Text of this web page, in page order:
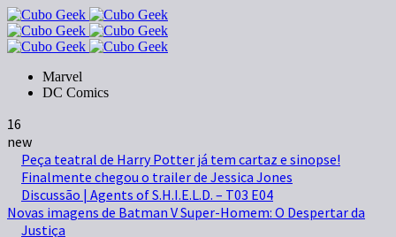
Marvel
DC Comics
16
new
Peça teatral de Harry Potter já tem cartaz e sinopse!
Finalmente chegou o trailer de Jessica Jones
Discussão | Agents of S.H.I.E.L.D. – T03 E04
Novas imagens de Batman V Super-Homem: O Despertar da
Justiça